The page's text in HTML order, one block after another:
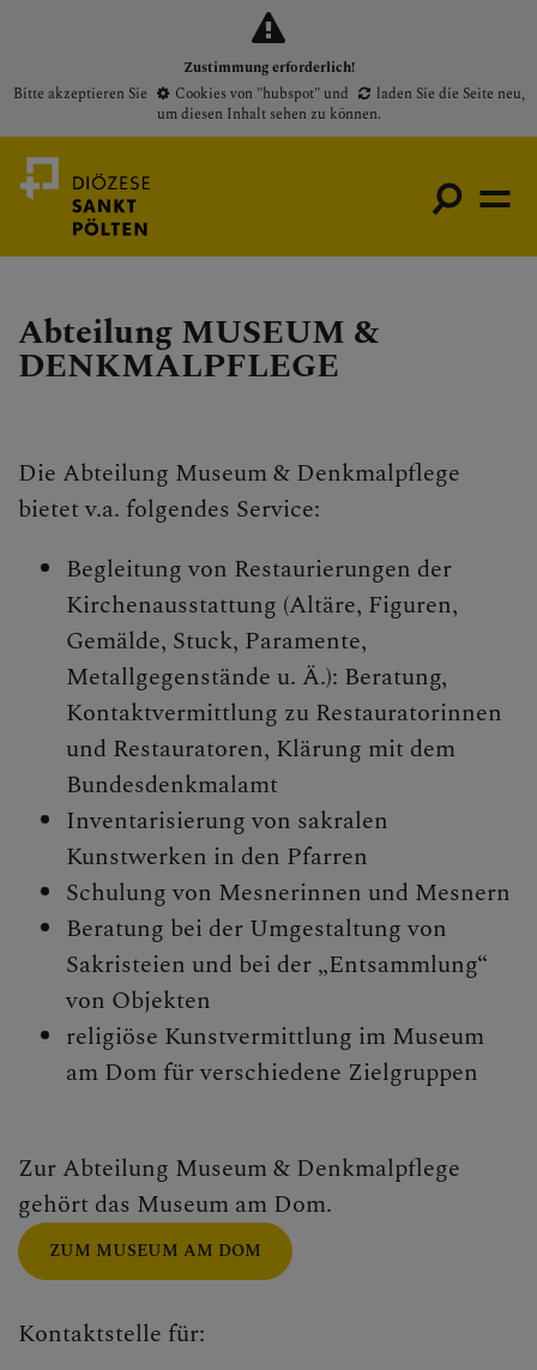
Zustimmung erforderlich!
Bitte akzeptieren Sie
Cookies von "hubspot"und laden Sie die Seite neu,
um diesen Inhalt sehen zu können.
Medienportal
Bischof
Pfarren
Presse
Veranstaltungen
Jobbörse
Pfarrservice
FRAGEN
GLAUBEN
ERLEBEN
MITMACHEN
BEGEGNEN
Seelsorge
Bischof
Personen
Diözesane Verwaltung
Abteilung MUSEUM &
DENKMALPFLEGE
Die Abteilung Museum & Denkmalpflege
bietet v.a. folgendes Service:
Begleitung von Restaurierungen der
Kirchenausstattung (Altäre, Figuren,
Gemälde, Stuck, Paramente,
Metallgegenstände u. Ä.): Beratung,
Kontaktvermittlung zu Restauratorinnen
und Restauratoren, Klärung mit dem
Bundesdenkmalamt
Inventarisierung von sakralen
Kunstwerken in den Pfarren
Schulung von Mesnerinnen und Mesnern
Beratung bei der Umgestaltung von
Sakristeien und bei der „Entsammlung“
von Objekten
religiöse Kunstvermittlung im Museum
am Dom für verschiedene Zielgruppen
Zur Abteilung Museum & Denkmalpflege
gehört das Museum am Dom.
ZUM MUSEUM AM DOM
Kontaktstelle für: